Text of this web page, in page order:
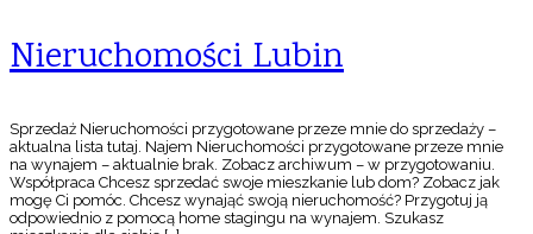
Nieruchomości Lubin
Sprzedaż Nieruchomości przygotowane przeze mnie do sprzedaży –
aktualna lista tutaj. Najem Nieruchomości przygotowane przeze mnie
na wynajem – aktualnie brak. Zobacz archiwum – w przygotowaniu.
Współpraca Chcesz sprzedać swoje mieszkanie lub dom? Zobacz jak
mogę Ci pomóc. Chcesz wynająć swoją nieruchomość? Przygotuj ją
odpowiednio z pomocą home stagingu na wynajem. Szukasz